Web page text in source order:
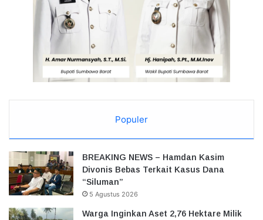
Populer
BREAKING NEWS – Hamdan Kasim
Divonis Bebas Terkait Kasus Dana
“Siluman”
5 Agustus 2026
Warga Inginkan Aset 2,76 Hektare Milik